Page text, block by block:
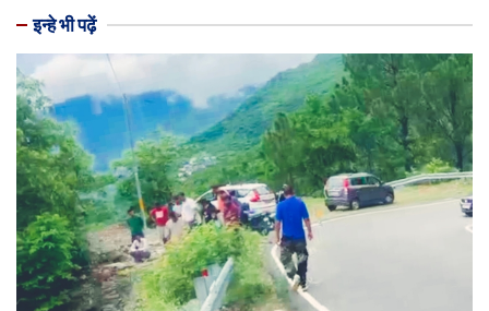
इन्हे भी पढ़ें